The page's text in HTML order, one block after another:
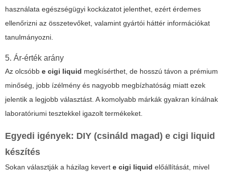
használata egészségügyi kockázatot jelenthet, ezért érdemes
ellenőrizni az összetevőket, valamint gyártói háttér információkat
tanulmányozni.
5. Ár-érték arány
Az olcsóbb e cigi liquid megkísérthet, de hosszú távon a prémium
minőség, jobb ízélmény és nagyobb megbízhatóság miatt ezek
jelentik a legjobb választást. A komolyabb márkák gyakran kínálnak
laboratóriumi tesztekkel igazolt termékeket.
Egyedi igények: DIY (csináld magad) e cigi liquid
készítés
Sokan választják a házilag kevert e cigi liquid előállítását, mivel